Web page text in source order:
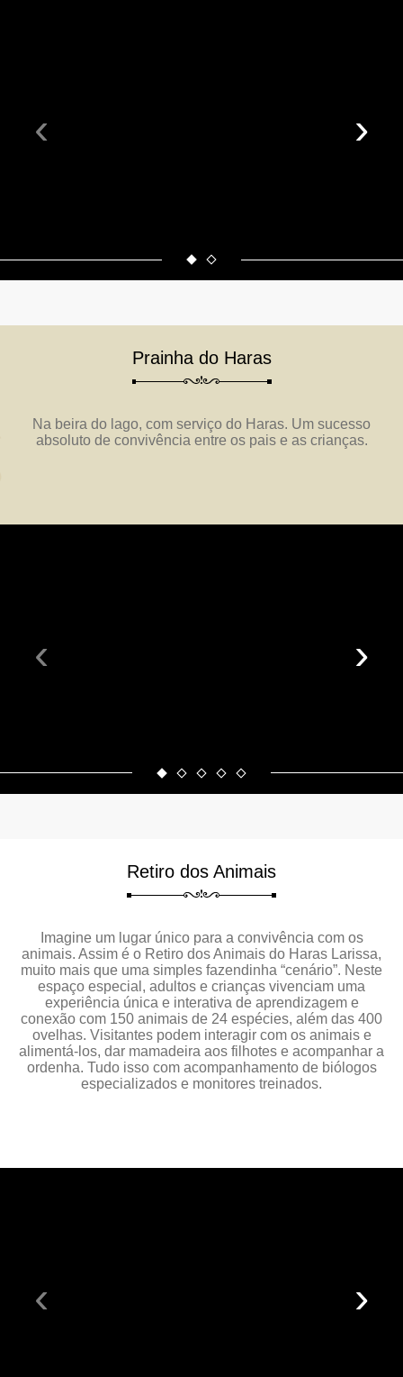
‹ ›
Prainha do Haras
Na beira do lago, com serviço do Haras. Um sucesso
absoluto de convivência entre os pais e as crianças.
‹ ›
‹ ›
Retiro dos Animais
Imagine um lugar único para a convivência com os
animais. Assim é o Retiro dos Animais do Haras Larissa,
muito mais que uma simples fazendinha “cenário”. Neste
espaço especial, adultos e crianças vivenciam uma
experiência única e interativa de aprendizagem e
conexão com 150 animais de 24 espécies, além das 400
ovelhas. Visitantes podem interagir com os animais e
alimentá-los, dar mamadeira aos filhotes e acompanhar a
ordenha. Tudo isso com acompanhamento de biólogos
especializados e monitores treinados.